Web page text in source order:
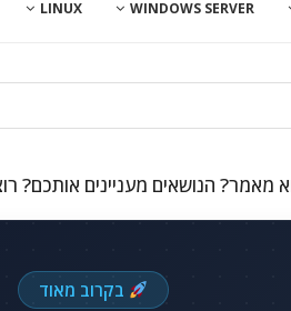
WINDOWS SERVER
LINUX
מאמר? הנושאים מעניינים אותכם?
בקרוב מאוד